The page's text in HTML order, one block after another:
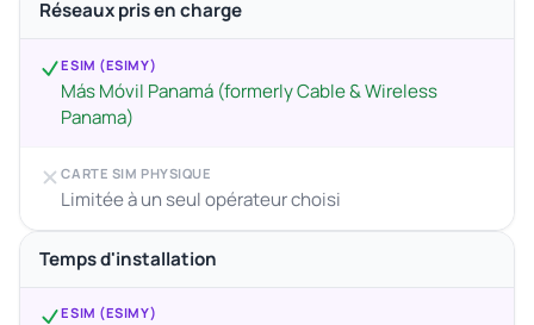
Réseaux pris en charge
ESIM (ESIMY)
Más Móvil Panamá (formerly Cable & Wireless
Panama)
CARTE SIM PHYSIQUE
Limitée à un seul opérateur choisi
Temps d'installation
ESIM (ESIMY)